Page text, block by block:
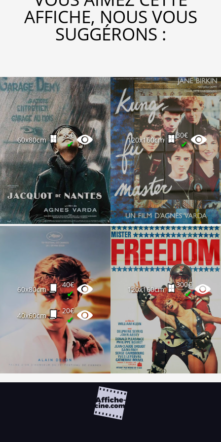
AFFICHE, NOUS VOUS
SUGGÉRONS :
60x80cm
35€
✔ 120x160cm
30€
✔
60x80cm
40€
✔
40x60cm
20€
✔
120x160cm
300€
✔